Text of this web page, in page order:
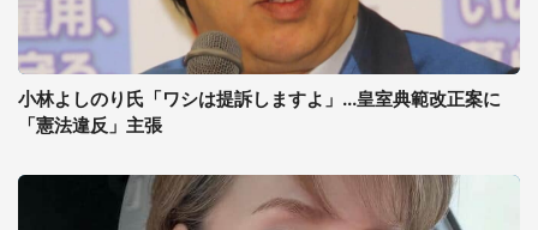
小林よしのり氏「ワシは提訴しますよ」...皇室典範改正案に
「憲法違反」主張